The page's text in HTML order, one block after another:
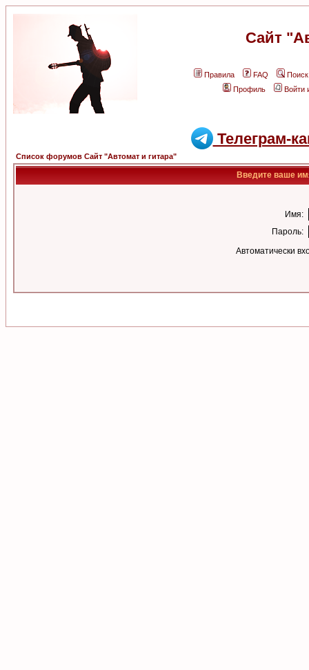
Сайт
Правила FAQ
Поиск
Профиль
Войти
Телеграм-
Список форумов Сайт "Автомат и гитара"
Введите ваше
Имя:
Пароль:
Автоматически